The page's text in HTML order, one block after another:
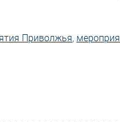
Приволжья,